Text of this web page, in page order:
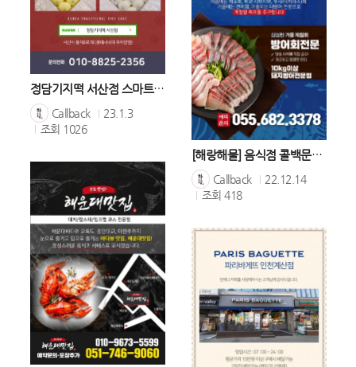
정담기지떡 서산점 스마트 문자메세지 활용사례
Callback
23.1.3
조회 1026
[해랑해물] 음식점 콜백문자 활용사례
Callback
22.12.14
조회418